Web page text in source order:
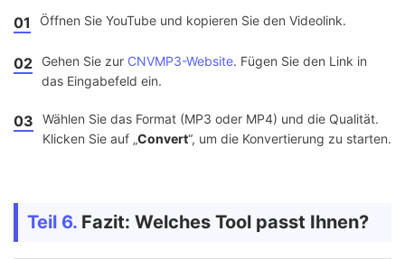
01 Öffnen Sie YouTube und kopieren Sie den Videolink.
02 Gehen Sie zur CNVMP3-Website. Fügen Sie den Link in
das Eingabefeld ein.
03
Wählen Sie das Format (MP3 oder MP4) und die Qualität.
Klicken Sie auf „Convert“, um die Konvertierung zu starten.
Teil 6. Fazit: Welches Tool passt Ihnen?